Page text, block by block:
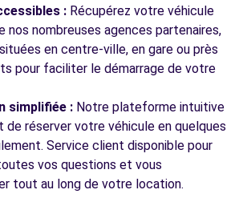
: Récupérez votre véhicule
nos nombreuses agences partenaires,
en centre-ville, en gare ou près
pour faciliter le démarrage de votre
simplifiée : Notre plateforme intuitive
de réserver votre véhicule en quelques
Service client disponible pour
vos questions et vous
tout au long de votre location.